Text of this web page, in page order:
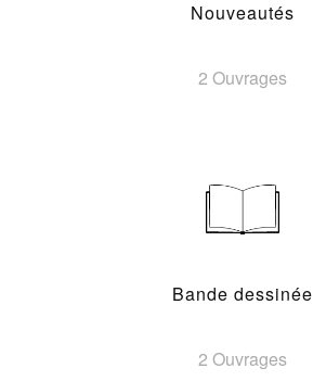
Nouveautés
2 Ouvrages
Bande dessinée
2 Ouvrages